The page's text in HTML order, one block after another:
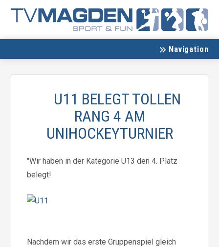
Navigation
U11 BELEGT TOLLEN
RANG 4 AM
UNIHOCKEYTURNIER
"Wir haben in der Kategorie U13 den 4. Platz
belegt!
Nachdem wir das erste Gruppenspiel gleich